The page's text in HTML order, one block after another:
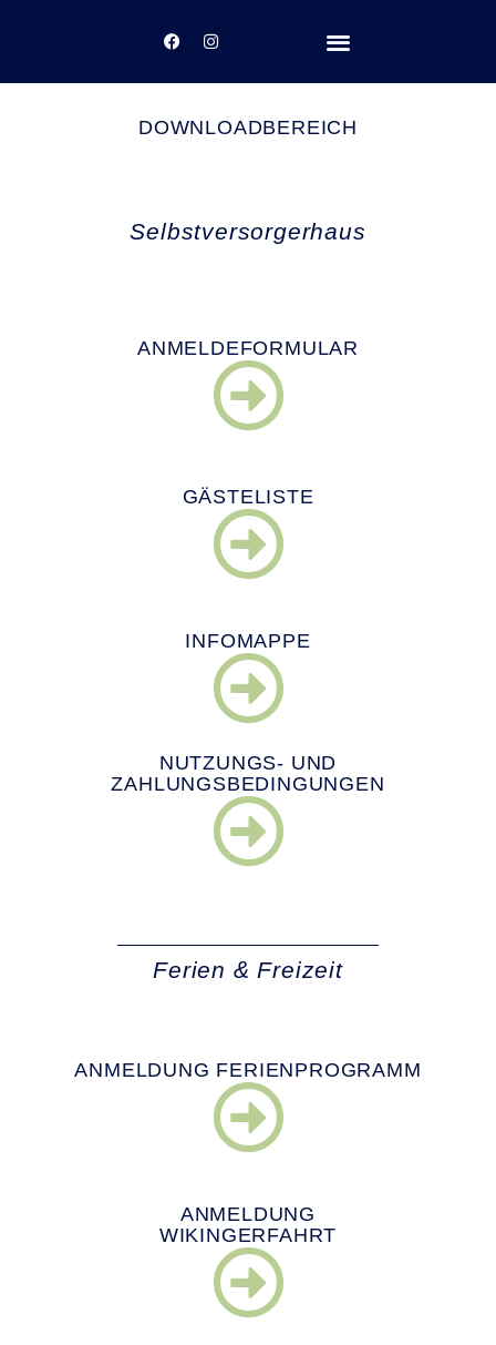
DOWNLOADBEREICH
Selbstversorgerhaus
ANMELDEFORMULAR
GÄSTELISTE
INFOMAPPE
NUTZUNGS- UND
ZAHLUNGSBEDINGUNGEN
Ferien & Freizeit
ANMELDUNG FERIENPROGRAMM
ANMELDUNG
WIKINGERFAHRT